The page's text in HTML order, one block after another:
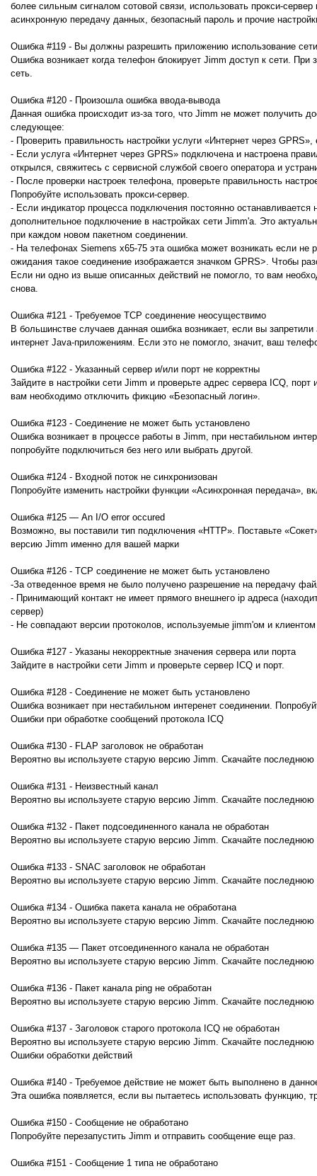
более сильным сигналом сотовой связи, использовать прокси-
асинхронную передачу данных, безопасный пароль и прочие
Ошибка #119 - Вы должны разрешить приложению использование сети
Ошибка возникает когда телефон блокирует Jimm доступ к сети.
сеть.
Ошибка #120 - Произошла ошибка ввода-вывода
Данная ошибка происходит из-за того, что Jimm не может получить
следующее:
- Проверить правильность настройки услуги «Интернет через
- Если услуга «Интернет через GPRS» подключена и настроена
открылся, свяжитесь с сервисной службой своего оператора и
- После проверки настроек телефона, проверьте правильность
Попробуйте использовать прокси-сервер.
- Если индикатор процесса подключения постоянно
дополнительное подключение в настройках сети Jimm'а. Это
при каждом новом пакетном соединении.
- На телефонах Siemens x65-75 эта ошибка может возникать если не
ожидания такое соединение изображается значком GPRS>. Чтобы
Если ни одно из выше описанных действий не помогло, то вам
снова.
Ошибка #121 - Требуемое TCP соединение неосуществимо
В большинстве случаев данная ошибка возникает, если вы
интернет Java-приложениям. Если это не помогло, значит, ваш
Ошибка #122 - Указанный сервер и/или порт не корректны
Зайдите в настройки сети Jimm и проверьте адрес сервера ICQ,
вам необходимо отключить фикцию «Безопасный логин».
Ошибка #123 - Соединение не может быть установлено
Ошибка возникает в процессе работы в Jimm, при нестабильном
попробуйте подключиться без него или выбрать другой.
Ошибка #124 - Входной поток не синхронизован
Попробуйте изменить настройки функции «Асинхронная передача»,
Ошибка #125 — An I/O error occured
Возможно, вы поставили тип подключения «HTTP». Поставьте
версию Jimm именно для вашей марки
Ошибка #126 - TCP соединение не может быть установлено
-За отведенное время не было получено разрешение на передачу
- Принимающий контакт не имеет прямого внешнего ip адреса
сервер)
- Не совпадают версии протоколов, используемые jimm'ом и
Ошибка #127 - Указаны некорректные значения сервера или порта
Зайдите в настройки сети Jimm и проверьте сервер ICQ и порт.
Ошибка #128 - Соединение не может быть установлено
Ошибка возникает при нестабильном интеренет соединении.
Ошибки при обработке сообщений протокола ICQ
Ошибка #130 - FLAP заголовок не обработан
Вероятно вы используете старую версию Jimm. Скачайте
Ошибка #131 - Неизвестный канал
Вероятно вы используете старую версию Jimm. Скачайте
Ошибка #132 - Пакет подсоединенного канала не обработан
Вероятно вы используете старую версию Jimm. Скачайте
Ошибка #133 - SNAC заголовок не обработан
Вероятно вы используете старую версию Jimm. Скачайте
Ошибка #134 - Ошибка пакета канала не обработана
Вероятно вы используете старую версию Jimm. Скачайте
Ошибка #135 — Пакет отсоединенного канала не обработан
Вероятно вы используете старую версию Jimm. Скачайте
Ошибка #136 - Пакет канала ping не обработан
Вероятно вы используете старую версию Jimm. Скачайте
Ошибка #137 - Заголовок старого протокола ICQ не обработан
Вероятно вы используете старую версию Jimm. Скачайте
Ошибки обработки действий
Ошибка #140 - Требуемое действие не может быть выполнено в
Эта ошибка появляется, если вы пытаетесь использовать
Ошибка #150 - Сообщение не обработано
Попробуйте перезапустить Jimm и отправить сообщение еще раз.
Ошибка #151 - Сообщение 1 типа не обработано